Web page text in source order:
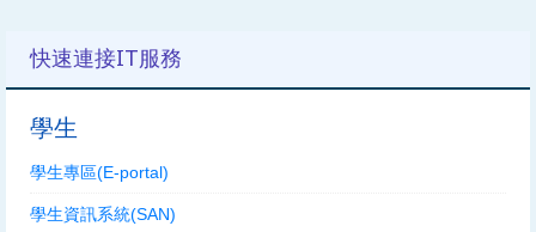
快速連接IT服務
學生
學生專區(E-portal)
學生資訊系統(SAN)